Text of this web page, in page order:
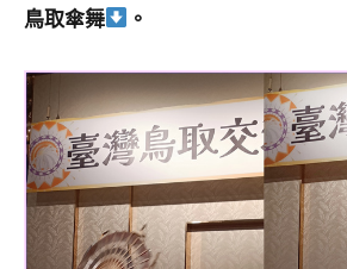
作
人
對
象。
★
鳥取傘舞
。